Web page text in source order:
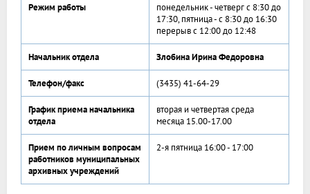
Режим работы
понедельник - четверг с 8:30 до
17:30, пятница - с 8:30 до 16:30
перерыв с 12:00 до 12:48
Начальник отдела Злобина Ирина Федоровна
Телефон/факс (3435) 41-64-29
График приема начальника
отдела
вторая и четвертая среда
месяца 15.00-17.00
Прием по личным вопросам
работников муниципальных
архивных учреждений
2-я пятница 16:00 - 17:00